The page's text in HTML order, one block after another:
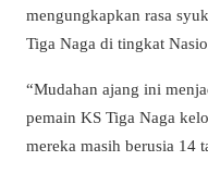
mengungkapkan rasa
Tiga Naga di tingkat
“Mudahan ajang ini
pemain KS Tiga Naga
mereka masih berusia 14